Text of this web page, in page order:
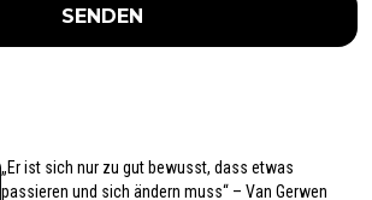
SENDEN
„Er ist sich nur zu gut bewusst, dass etwas
passieren und sich ändern muss“ – Van Gerwen